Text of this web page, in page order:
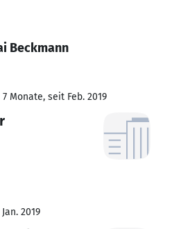
Beckmann
Monate, seit Feb. 2019
2019